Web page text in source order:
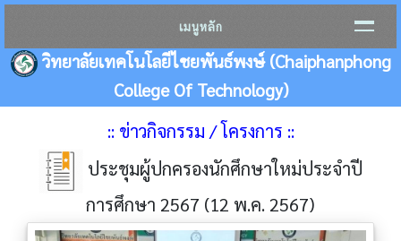
เมนูหลัก
วิทยาลัยเทคโนโลยีไชยพันธ์พงษ์ (Chaiphanphong
College Of Technology)
:: ข่าวกิจกรรม / โครงการ ::
ประชุมผู้ปกครองนักศึกษาใหม่ประจำปี
การศึกษา 2567 (12 พ.ค. 2567)